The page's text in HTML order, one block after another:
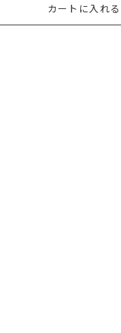
カートに入れる